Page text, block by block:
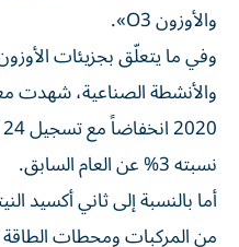
والأوزون O3».
وفي ما يتعلّق بجزيئات
والأنشطة الصناعية، شهدت
نسبته 3% عن العام السابق.
أما بالنسبة إلى ثاني أكسيد